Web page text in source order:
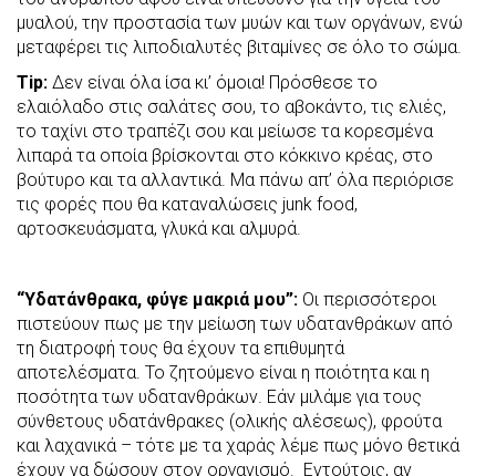
μυαλού, την προστασία των μυών και των οργάνων, ενώ
μεταφέρει τις λιποδιαλυτές βιταμίνες σε όλο το σώμα.
Tip: Δεν είναι όλα ίσα κι’ όμοια! Πρόσθεσε το
ελαιόλαδο στις σαλάτες σου, το αβοκάντο, τις ελιές,
το ταχίνι στο τραπέζι σου και μείωσε τα κορεσμένα
λιπαρά τα οποία βρίσκονται στο κόκκινο κρέας, στο
βούτυρο και τα αλλαντικά. Μα πάνω απ’ όλα περιόρισε
τις φορές που θα καταναλώσεις junk food,
αρτοσκευάσματα, γλυκά και αλμυρά.
“Υδατάνθρακα, φύγε μακριά μου”: Οι περισσότεροι
πιστεύουν πως με την μείωση των υδατανθράκων από
τη διατροφή τους θα έχουν τα επιθυμητά
αποτελέσματα. Το ζητούμενο είναι η ποιότητα και η
ποσότητα των υδατανθράκων. Εάν μιλάμε για τους
σύνθετους υδατάνθρακες (ολικής αλέσεως), φρούτα
και λαχανικά – τότε με τα χαράς λέμε πως μόνο θετικά
έχουν να δώσουν στον οργανισμό. Εντούτοις, αν